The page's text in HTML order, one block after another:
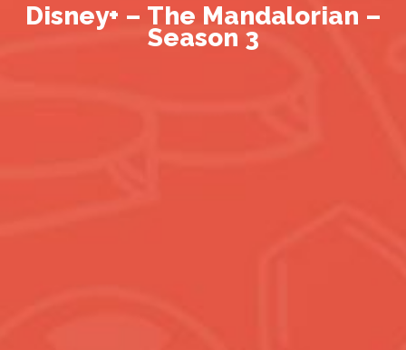
Disney+ – The Mandalorian –
Season 3